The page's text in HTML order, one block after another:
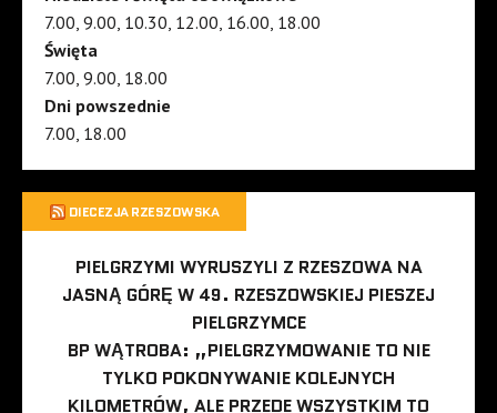
7.00, 9.00, 10.30, 12.00, 16.00, 18.00
Święta
7.00, 9.00, 18.00
Dni powszednie
7.00, 18.00
DIECEZJA RZESZOWSKA
PIELGRZYMI WYRUSZYLI Z RZESZOWA NA
JASNĄ GÓRĘ W 49. RZESZOWSKIEJ PIESZEJ
PIELGRZYMCE
BP WĄTROBA: „PIELGRZYMOWANIE TO NIE
TYLKO POKONYWANIE KOLEJNYCH
KILOMETRÓW, ALE PRZEDE WSZYSTKIM TO